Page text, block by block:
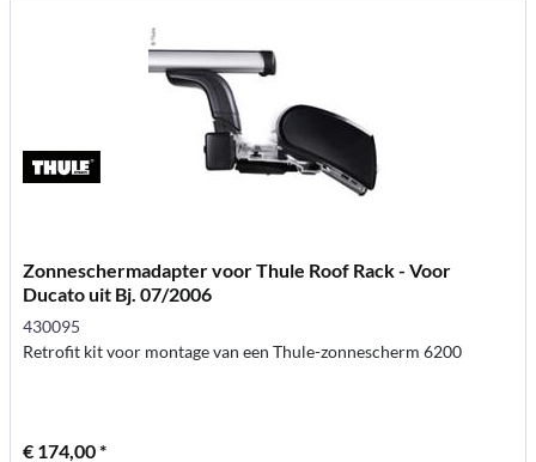
Zonneschermadapter voor Thule Roof Rack - Voor
Ducato uit Bj. 07/2006
430095
Retrofit kit voor montage van een Thule-zonnescherm 6200
€ 174,00 *